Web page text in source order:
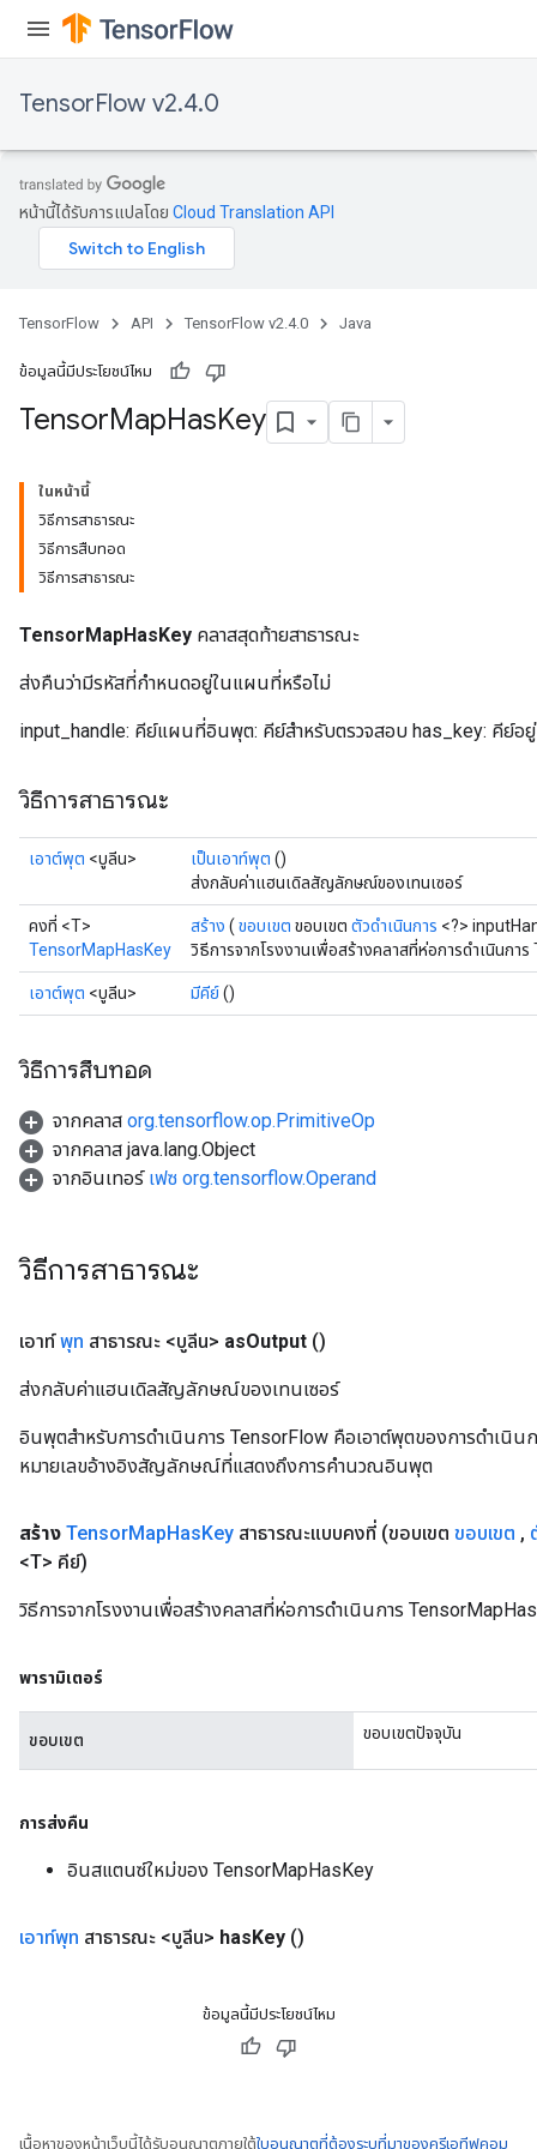
TensorFlow v2.4.0
หน้านี้ได้รับการแปลโดย Cloud Translation API
TensorFlow API TensorFlow v2.4.0 Java
ข้อมูลนี้มีประโยชน์ไหม
TensorMapHasKey
ในหน้านี้
วิธีการสาธารณะ
วิธีการสืบทอด
วิธีการสาธารณะ
TensorMapHasKey คลาสสุดท้ายสาธารณะ
ส่งคืนว่ามีรหัสที่กำหนดอยู่ในแผนที่หรือไม่
input_handle: คีย์แผนที่อินพุต: คีย์สำหรับตรวจสอบ has_key: คีย์อ
วิธีการสาธารณะ
เอาต์พุต <บูลีน> เป็นเอาท์พุต ()
ส่งกลับค่าแฮนเดิลสัญลักษณ์ของเทนเซอร์
คงที่ <T>
TensorMapHasKey
สร้าง ( ขอบเขต ขอบเขต ตัวดำเนินการ <?>
วิธีการจากโรงงานเพื่อสร้างคลาสที่ห่อการดำเนินกา
เอาต์พุต <บูลีน> มีคีย์()
วิธีการสืบทอด
จากคลาส org.tensorflow.op.PrimitiveOp
จากคลาส java.lang.Object
จากอินเทอร์ เฟซ org.tensorflow.Operand
วิธีการสาธารณะ
เอาท์พุท สาธารณะ <บูลีน> asOutput ()
ส่งกลับค่าแฮนเดิลสัญลักษณ์ของเทนเซอร์
อินพุตสำหรับการดำเนินการ TensorFlow คือเอาต์พุตของการดำเนิน
หมายเลขอ้างอิงสัญลักษณ์ที่แสดงถึงการคำนวณอินพุต
สร้าง TensorMapHasKey สาธารณะแบบคงที่ (ขอบเขต ขอบเขต ,
<T> คีย์)
วิธีการจากโรงงานเพื่อสร้างคลาสที่ห่อการดำเนินการ
พารามิเตอร์
ขอบเขต ขอบเขตปัจจุบัน
การส่งคืน
อินสแตนซ์ใหม่ของ TensorMapHasKey
เอาท์พุท สาธารณะ <บูลีน> hasKey ()
ข้อมูลนี้มีประโยชน์ไหม
เนื้อหาของหน้าเว็บนี้ได้รับอนุญาตภายใต้ใบอนุญาตที่ต้องระบุที่มาของครีเอทีฟคอม